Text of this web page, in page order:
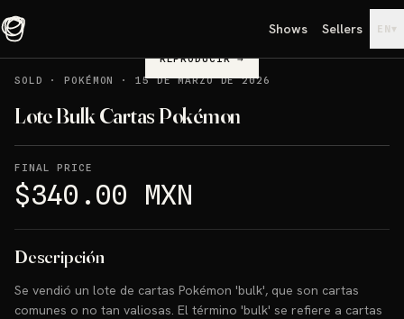
Shows Sellers EN ▾
REPRODUCIR→
SOLD
·POKÉMON · 15 DE MARZO DE 2026
Lote Bulk Cartas Pokémon
FINAL PRICE
$340.00 MXN
Descripción
Se vendió un lote de cartas Pokémon 'bulk', que son cartas
comunes o no tan valiosas. El término 'bulk' se refiere a cartas